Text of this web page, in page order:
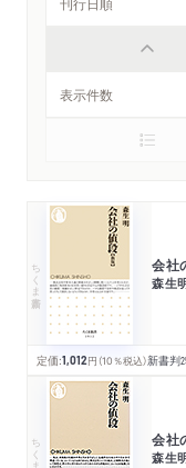
ちくま新書 会社
森生
定価:1,012円 （10％税込）新書判
ちくま新書 会社
森生